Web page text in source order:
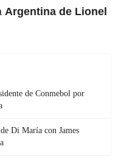
Argentina de Lionel
de Conmebol por
Di María con James